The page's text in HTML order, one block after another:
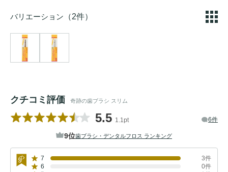
バリエーション （2件）
クチコミ評価 奇跡の歯ブラシ スリム
5.5 1.1pt 6件
9位歯ブラシ・デンタルフロス ランキング
7
3件
6
0件